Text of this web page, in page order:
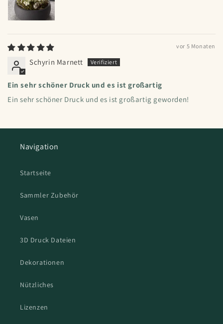
vor 5 Monaten
Schyrin Marnett
Ein sehr schöner Druck und es ist großartig
Ein sehr schöner Druck und es ist großartig geworden!
Navigation
Startseite
Sammler Zubehör
Vasen
3D Druck Dateien
Dekorationen
Nützliches
Lizenzen